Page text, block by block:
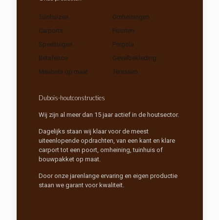
Tuinhuizen
Carports
Speeltuigen
Betafence
Meubels op maat
Omheiningen
Poorten
Pergola
Gevelbekleding
Terassen
Dubois-houtconstructies
Wij zijn al meer dan 15 jaar actief in de houtsector.
Dagelijks staan wij klaar voor de meest
uiteenlopende opdrachten, van een kant en klare
carport tot een poort, omheining, tuinhuis of
bouwpakket op maat.
Door onze jarenlange ervaring en eigen productie
staan we garant voor kwaliteit.